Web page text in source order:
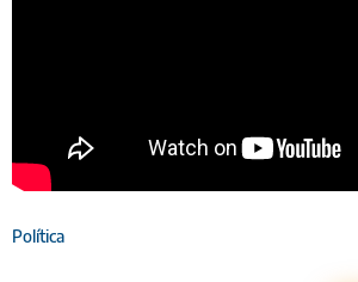
Política